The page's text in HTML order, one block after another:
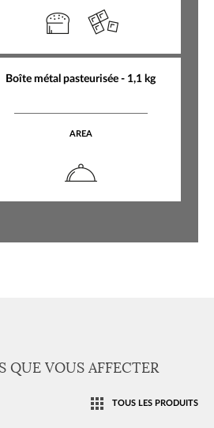
Boîte métal pasteurisée - 1,1 kg
AREA
QUE VOUS AFFECTER
TOUS LES PRODUITS